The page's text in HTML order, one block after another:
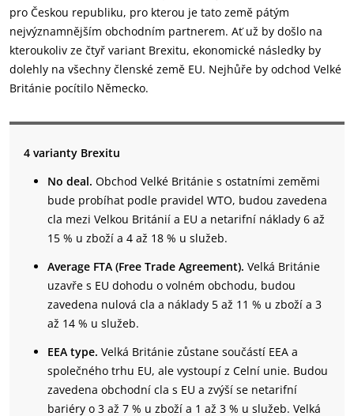
pro Českou republiku, pro kterou je tato země pátým
nejvýznamnějším obchodním partnerem. Ať už by došlo na
kteroukoliv ze čtyř variant Brexitu, ekonomické následky by
dolehly na všechny členské země EU. Nejhůře by odchod Velké
Británie pocítilo Německo.
4 varianty Brexitu
No deal. Obchod Velké Británie s ostatními zeměmi
bude probíhat podle pravidel WTO, budou zavedena
cla mezi Velkou Británií a EU a netarifní náklady 6 až
15 % u zboží a 4 až 18 % u služeb.
Average FTA (Free Trade Agreement). Velká Británie
uzavře s EU dohodu o volném obchodu, budou
zavedena nulová cla a náklady 5 až 11 % u zboží a 3
až 14 % u služeb.
EEA type. Velká Británie zůstane součástí EEA a
společného trhu EU, ale vystoupí z Celní unie. Budou
zavedena obchodní cla s EU a zvýší se netarifní
bariéry o 3 až 7 % u zboží a 1 až 3 % u služeb. Velká